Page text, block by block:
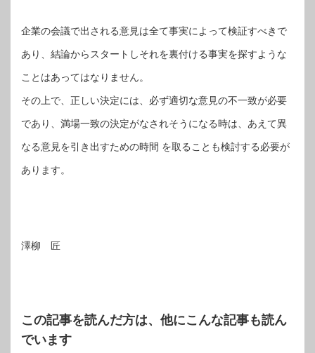
企業の会議で出される意見は全て事実によって検証すべきで
あり、結論からスタートしそれを裏付ける事実を探すような
ことはあってはなりません。
その上で、正しい決定には、必ず適切な意見の不一致が必要
であり、満場一致の決定がなされそうになる時は、あえて異
なる意見を引き出すための時間 を取ることも検討する必要が
あります。
澤柳 匠
この記事を読んだ方は、他にこんな記事も読ん
でいます